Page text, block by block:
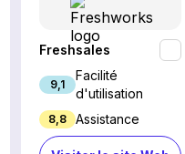
Freshsales
9,1
Facilité
d'utilisation
8,8 Assistance